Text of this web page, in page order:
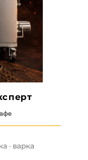
· варка